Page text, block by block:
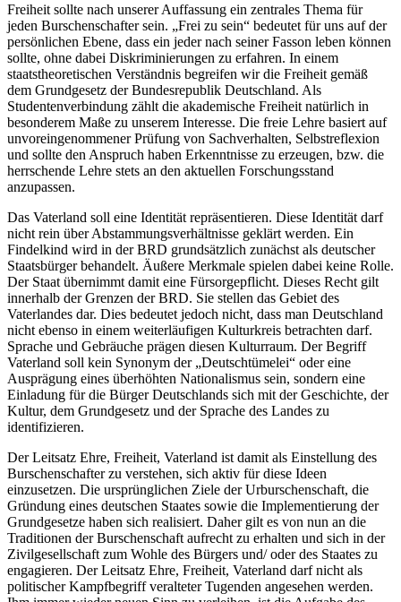
Freiheit sollte nach unserer Auffassung ein zentrales Thema für
jeden Burschenschafter sein. „Frei zu sein“ bedeutet für uns auf der
persönlichen Ebene, dass ein jeder nach seiner Fasson leben können
sollte, ohne dabei Diskriminierungen zu erfahren. In einem
staatstheoretischen Verständnis begreifen wir die Freiheit gemäß
dem Grundgesetz der Bundesrepublik Deutschland. Als
Studentenverbindung zählt die akademische Freiheit natürlich in
besonderem Maße zu unserem Interesse. Die freie Lehre basiert auf
unvoreingenommener Prüfung von Sachverhalten, Selbstreflexion
und sollte den Anspruch haben Erkenntnisse zu erzeugen, bzw. die
herrschende Lehre stets an den aktuellen Forschungsstand
anzupassen.
Das Vaterland soll eine Identität repräsentieren. Diese Identität darf
nicht rein über Abstammungsverhältnisse geklärt werden. Ein
Findelkind wird in der BRD grundsätzlich zunächst als deutscher
Staatsbürger behandelt. Äußere Merkmale spielen dabei keine Rolle.
Der Staat übernimmt damit eine Fürsorgepflicht. Dieses Recht gilt
innerhalb der Grenzen der BRD. Sie stellen das Gebiet des
Vaterlandes dar. Dies bedeutet jedoch nicht, dass man Deutschland
nicht ebenso in einem weiterläufigen Kulturkreis betrachten darf.
Sprache und Gebräuche prägen diesen Kulturraum. Der Begriff
Vaterland soll kein Synonym der „Deutschtümelei“ oder eine
Ausprägung eines überhöhten Nationalismus sein, sondern eine
Einladung für die Bürger Deutschlands sich mit der Geschichte, der
Kultur, dem Grundgesetz und der Sprache des Landes zu
identifizieren.
Der Leitsatz Ehre, Freiheit, Vaterland ist damit als Einstellung des
Burschenschafter zu verstehen, sich aktiv für diese Ideen
einzusetzen. Die ursprünglichen Ziele der Urburschenschaft, die
Gründung eines deutschen Staates sowie die Implementierung der
Grundgesetze haben sich realisiert. Daher gilt es von nun an die
Traditionen der Burschenschaft aufrecht zu erhalten und sich in der
Zivilgesellschaft zum Wohle des Bürgers und/ oder des Staates zu
engagieren. Der Leitsatz Ehre, Freiheit, Vaterland darf nicht als
politischer Kampfbegriff veralteter Tugenden angesehen werden.